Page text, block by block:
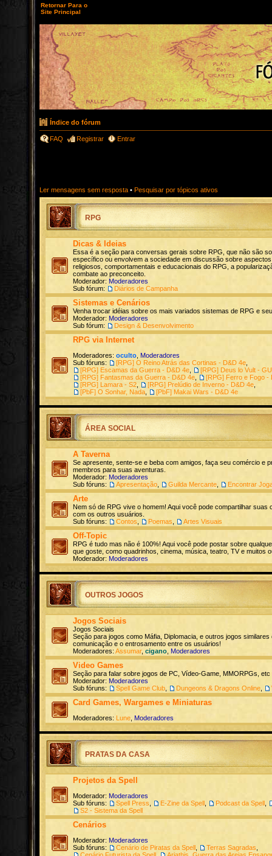
Retornar Para o
Site Principal
Índice do fórum
FAQ Registrar Entrar
Ler mensagens sem resposta • Pesquisar por tópicos ativos
RPG
Dicas & Ideias
Essa é a seção para conversas gerais sobre RPG, que não são
específico ou envolvem a sociedade em discussão sobre
religiosos, comportamentais e educacionais do RPG, a
combate ao preconceito.
Moderador: Moderadores
Sub fórum:
Diários de Campanha
Sistemas e Cenários
Venha trocar idéias sobre os mais variados sistemas de RPG e
Moderador: Moderadores
Sub fórum:
Design & Desenvolvimento
RPG via Internet
Moderadores: oculto Moderadores
Sub fóruns:
[RPG] O Reino Atrás das Cortinas - D&D 4e
[RPG] Escamas da Guerra - D&D 4e
[RPG] Deus lo Vult -
[RPG] Fantasmas da Guerra - D&D 4e
[RPG] Ferro e Fogo -
[RPG] Lamara - S2
[RPG] Prelúdio de Inverno - D&D 4e
[PbF] O Sonhar, Nada
[PbF] Makai Wars - D&D 4e
ÁREA SOCIAL
A Taverna
Se apresente, sente-se e beba com amigos, faça seu comércio e
membros para suas aventuras.
Moderador: Moderadores
Sub fóruns:
Apresentação Guilda Mercante Encontrar
Arte
Nem só de RPG vive o homem! Aqui você pode compartilhar suas
com os outros usuários.
Sub fóruns:
Contos Poemas Artes Visuais
Off-Topic
RPG é tudo mas não é 100%! Aqui você pode postar sobre
que goste, como quadrinhos, cinema, música, teatro, TV e muitos
Moderador: Moderadores
OUTROS JOGOS
Jogos Sociais
Jogos Sociais
Seção para jogos como Máfia, Diplomacia, e outros jogos similares
comunicação e o entrosamento entre os usuários!
Moderadores: Assumar, cigano Moderadores
Video Games
Seção para falar sobre jogos de PC, Vídeo-Game, MMORPGs, etc
Moderador: Moderadores
Sub fóruns:
Spell Game Club Dungeons & Dragons Online
Card Games, Wargames e Miniaturas
Moderadores: Lune Moderadores
PRATAS DA CASA
Projetos da Spell
Moderador: Moderadores
Sub fóruns:
Spell Press E-Zine da Spell Podcast da Spell
S2 - Sistema da Spell
Cenários
Moderador: Moderadores
Sub fóruns:
Cenário de Piratas da Spell Terras Sagradas
Cenário Futurista da Spell
Ariathis, Guerra das Areias